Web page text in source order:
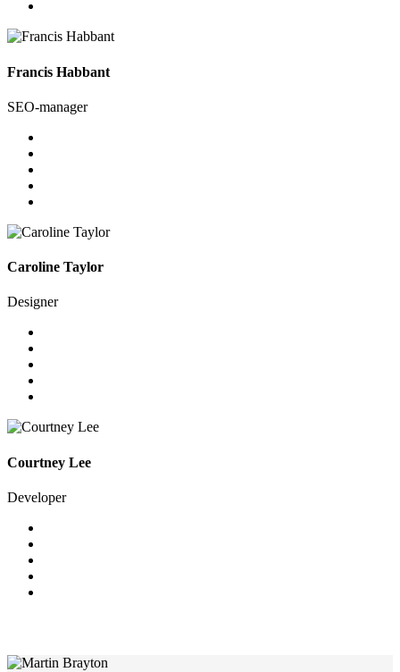
Francis Habbant
SEO-manager
Caroline Taylor
Designer
Courtney Lee
Developer